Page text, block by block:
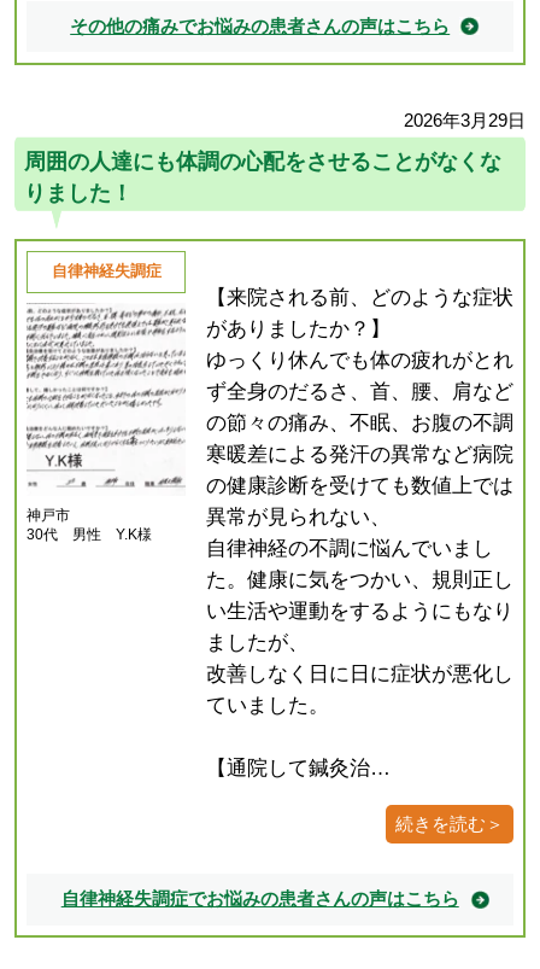
その他の痛みでお悩みの患者さんの声はこちら
2026年3月29日
周囲の人達にも体調の心配をさせることがなくな
りました！
自律神経失調症
神戸市
30代 男性 Y.K様
【来院される前、どのような症状
がありましたか？】
ゆっくり休んでも体の疲れがとれ
ず全身のだるさ、首、腰、肩など
の節々の痛み、不眠、お腹の不調
寒暖差による発汗の異常など病院
の健康診断を受けても数値上では
異常が見られない、
自律神経の不調に悩んでいまし
た。健康に気をつかい、規則正し
い生活や運動をするようにもなり
ましたが、
改善しなく日に日に症状が悪化し
ていました。
【通院して鍼灸治…
続きを読む＞
自律神経失調症でお悩みの患者さんの声はこちら